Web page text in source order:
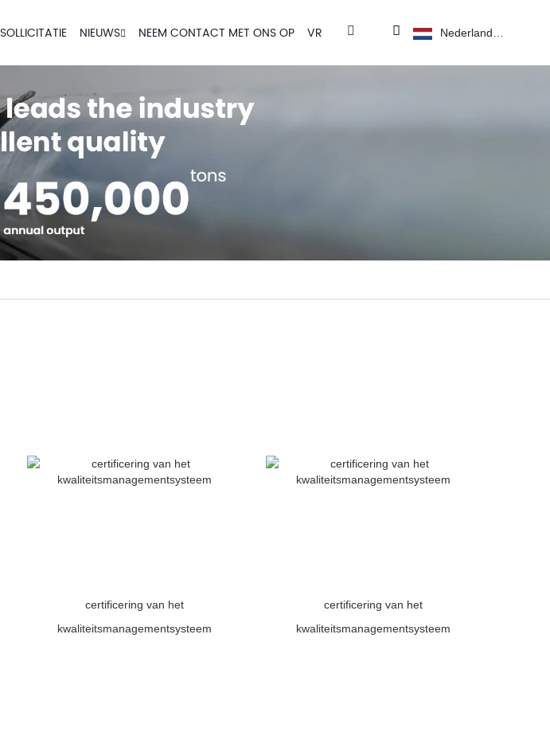
SOLLICITATIE NIEUWS NEEM CONTACT MET ONS OP VR Nederlands
certificering van het
kwaliteitsmanagementsysteem
certificering van het
kwaliteitsmanagementsysteem